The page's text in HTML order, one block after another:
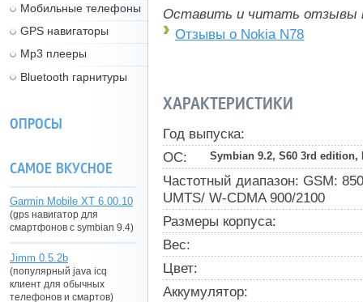
Оставить и читать отзывы
Отзывы о Nokia N78
ХАРАКТЕРИСТИКИ
Год выпуска:
ОС:
Symbian 9.2, S60 3rd edition,
Частотный диапазон: GSM:
UMTS/ W-CDMA 900/2100
Размеры корпуса:
Вес:
Цвет:
Аккумулятор:
Мобильные телефоны
GPS навигаторы
Mp3 плееры
Bluetooth гарнитуры
ОПРОСЫ
САМОЕ ВКУСНОЕ
Garmin Mobile XT 6.00.10
(gps навигатор для
смартфонов с symbian 9.4)
Jimm 0.5.2b
(популярный java icq
клиент для обычных
телефонов и смартов)